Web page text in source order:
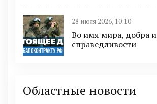
28 июля 2026, 10:10
Во имя мира, добра и
справедливости
Областные новости